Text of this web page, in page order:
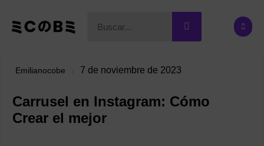
Emilianocobe 7 de noviembre de 2023
Carrusel en Instagram: Cómo
Crear el mejor